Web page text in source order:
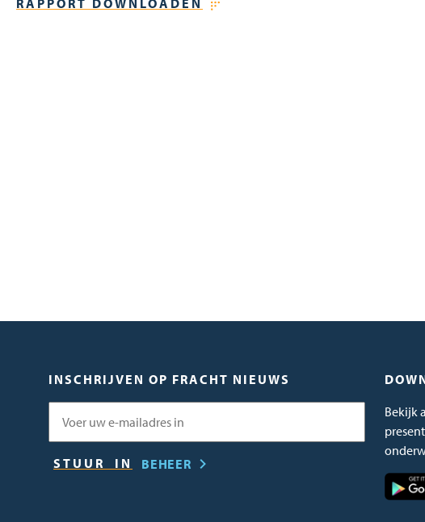
RAPPORT DOWNLOADEN
INSCHRIJVEN OP FRACHT NIEUWS
BEHEER
Bekijk